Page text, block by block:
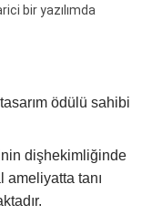
bir yazılımda
ödülü sahibi
dişhekimliğinde
ameliyatta tanı